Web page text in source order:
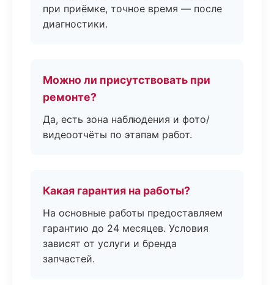
при приёмке, точное время — после
диагностики.
Можно ли присутствовать при
ремонте?
Да, есть зона наблюдения и фото/
видеоотчёты по этапам работ.
Какая гарантия на работы?
На основные работы предоставляем
гарантию до 24 месяцев. Условия
зависят от услуги и бренда
запчастей.